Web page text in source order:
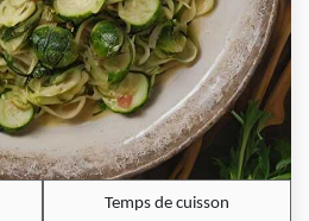
Temps de cuisson